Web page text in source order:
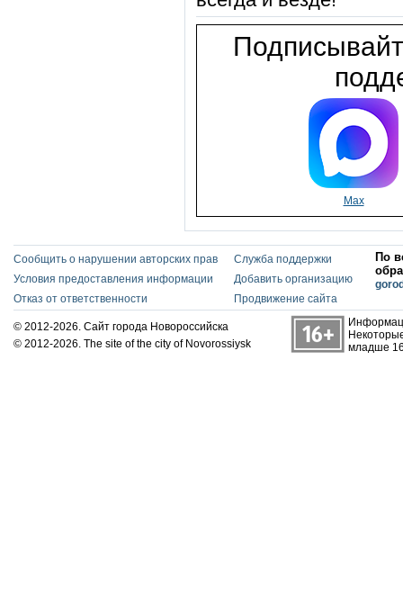
Max
Сообщить о нарушении авторских прав
Условия предоставления информации
Отказ от ответственности
Служба поддержки
Добавить организацию
Продвижение сайта
По
© 2012-2026. Сайт города Новороссийска
© 2012-2026. The site of the city of Novorossiysk
младше